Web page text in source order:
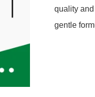
quality